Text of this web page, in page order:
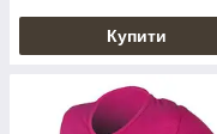
Купити